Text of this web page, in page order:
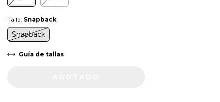
Talla: Snapback
Snapback
Guía de tallas